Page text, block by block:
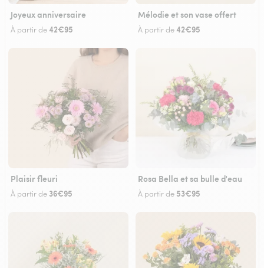
Joyeux anniversaire
À partir de42€95
Mélodie et son vase offert
À partir de42€95
Plaisir fleuri
À partir de 36€95
Rosa Bella et sa bulle d'eau
À partir de 53€95